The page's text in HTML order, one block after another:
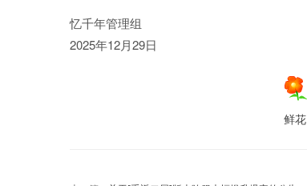
忆千年管理组
2025年12月29日
鲜花